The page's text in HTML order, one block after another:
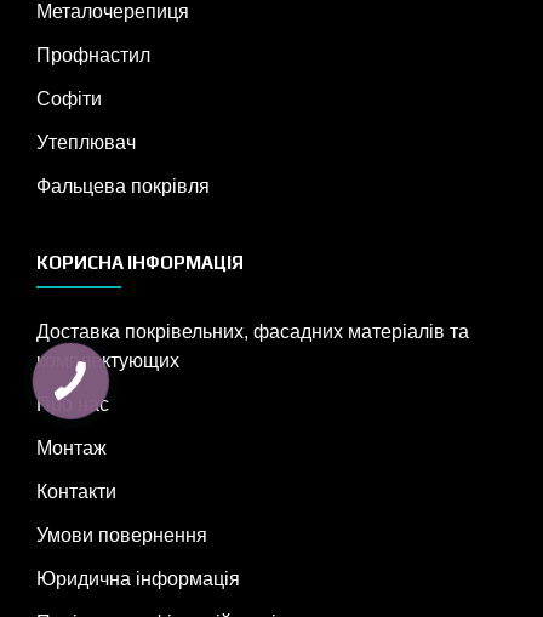
Металочерепиця
Профнастил
Софіти
Утеплювач
Фальцева покрівля
КОРИСНА ІНФОРМАЦІЯ
Доставка покрівельних, фасадних матеріалів та
комплектующих
Про нас
Монтаж
Контакти
Умови повернення
Юридична інформація